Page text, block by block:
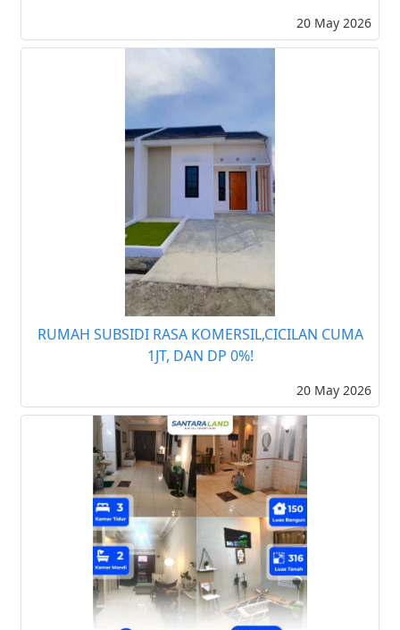
20 May 2026
RUMAH SUBSIDI RASA KOMERSIL,CICILAN CUMA
1JT, DAN DP 0%!
20 May 2026